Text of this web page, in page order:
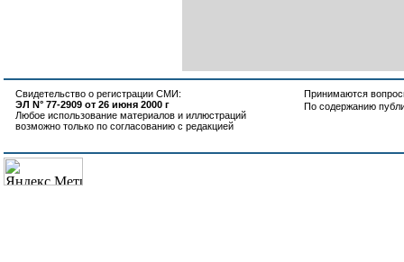
Свидетельство о регистрации СМИ:
ЭЛ N° 77-2909 от 26 июня 2000 г
Любое использование материалов и иллюстраций
возможно только по согласованию с редакцией
Принимаются
По содержанию